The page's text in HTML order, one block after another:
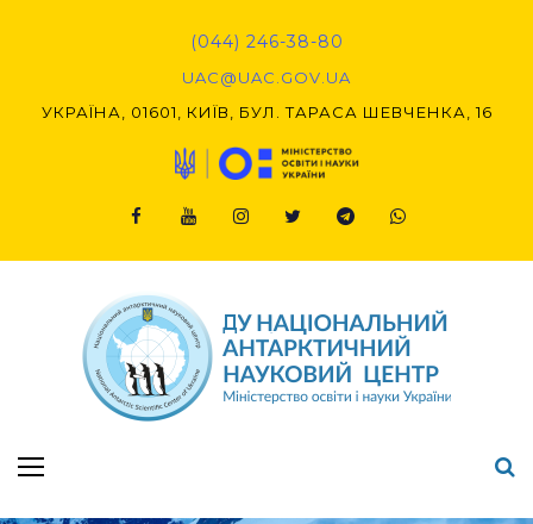
(044) 246-38-80
UAC@UAC.GOV.UA​​
УКРАЇНА, 01601, КИЇВ, БУЛ. ТАРАСА ШЕВЧЕНКА, 16